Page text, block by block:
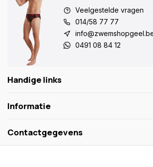
Veelgestelde vragen
014/58 77 77
0491 08 84 12
Handige links
Informatie
Contactgegevens